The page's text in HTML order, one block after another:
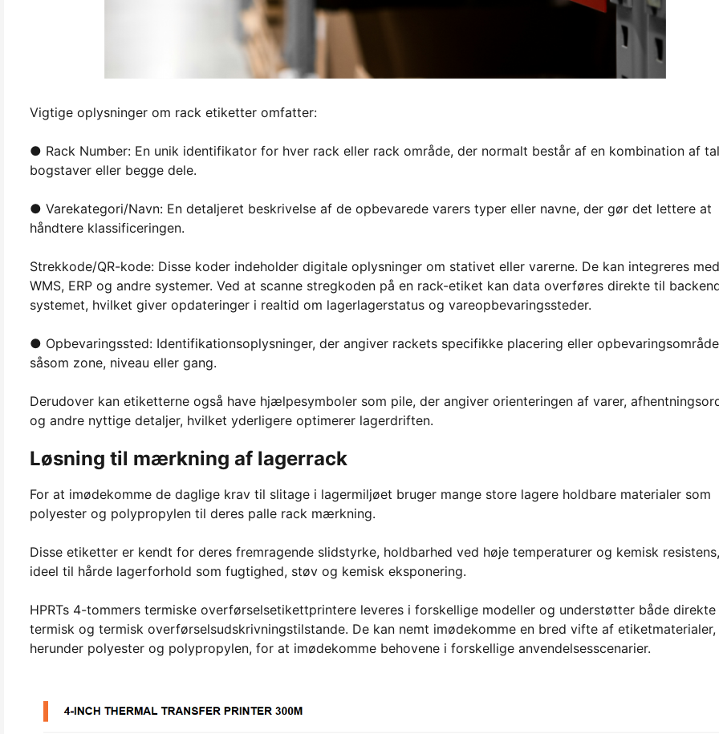
Vigtige oplysninger om rack etiketter omfatter:
● Rack Number: En unik identifikator for hver rack eller rack område, der normalt består af en kombination af
bogstaver eller begge dele.
● Varekategori/Navn: En detaljeret beskrivelse af de opbevarede varers typer eller navne, der gør det lettere at
håndtere klassificeringen.
Strekkode/QR-kode: Disse koder indeholder digitale oplysninger om stativet eller varerne. De kan integreres med
WMS, ERP og andre systemer. Ved at scanne stregkoden på en rack-etiket kan data overføres direkte til
systemet, hvilket giver opdateringer i realtid om lagerlagerstatus og vareopbevaringssteder.
● Opbevaringssted: Identifikationsoplysninger, der angiver rackets specifikke placering eller
såsom zone, niveau eller gang.
Derudover kan etiketterne også have hjælpesymboler som pile, der angiver orienteringen af varer,
og andre nyttige detaljer, hvilket yderligere optimerer lagerdriften.
Løsning til mærkning af lagerrack
For at imødekomme de daglige krav til slitage i lagermiljøet bruger mange store lagere holdbare materialer som
polyester og polypropylen til deres palle rack mærkning.
Disse etiketter er kendt for deres fremragende slidstyrke, holdbarhed ved høje temperaturer og kemisk resistens,
ideel til hårde lagerforhold som fugtighed, støv og kemisk eksponering.
HPRTs 4-tommers termiske overførselsetikettprintere leveres i forskellige modeller og understøtter både direkte
termisk og termisk overførselsudskrivningstilstande. De kan nemt imødekomme en bred vifte af etiketmaterialer,
herunder polyester og polypropylen, for at imødekomme behovene i forskellige anvendelsesscenarier.